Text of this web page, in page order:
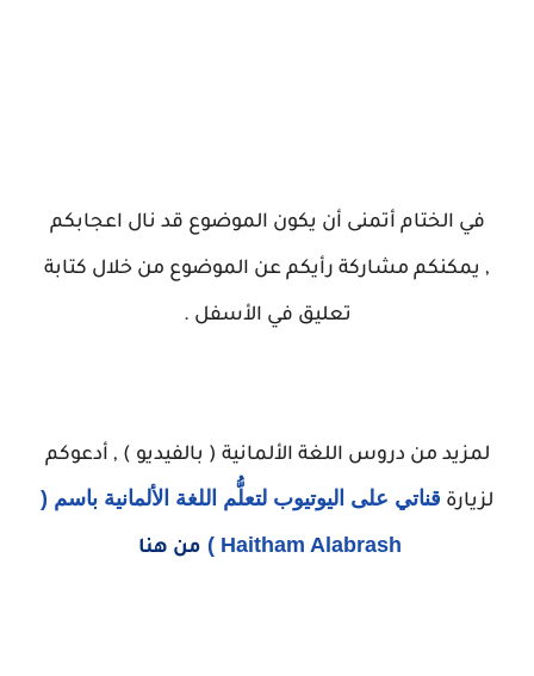
في الختام أتمنى أن يكون الموضوع قد نال اعجابكم
, يمكنكم مشاركة رأيكم عن الموضوع من خلال كتابة
تعليق في الأسفل .
لمزيد من دروس اللغة الألمانية ( بالفيديو ) , أدعوكم
لزيارة قناتي على اليوتيوب لتعلُّم اللغة الألمانية باسم (
Haitham Alabrash )
من هنا